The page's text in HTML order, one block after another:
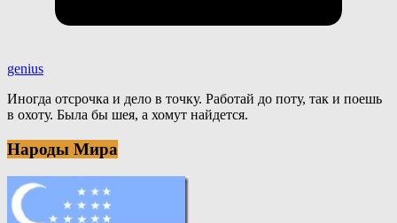
genius
Иногда отсрочка и дело в точку. Работай до поту, так и поешь
в охоту. Была бы шея, а хомут найдется.
Народы Мира